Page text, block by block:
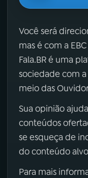
Você será
mas é com a
Fala.BR é uma
sociedade com
meio das
Sua opinião
conteúdos
se esqueça de
do conteúdo
Para mais